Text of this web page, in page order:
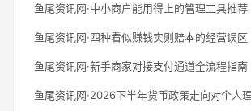
鱼尾资讯网·中小商户能用得上的管理工具推荐
鱼尾资讯网·四种看似赚钱实则赔本的经营误区
鱼尾资讯网·新手商家对接支付通道全流程指南
鱼尾资讯网·2026下半年货币政策走向对个人